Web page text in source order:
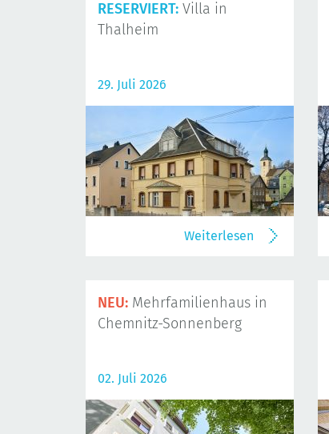
RESERVIERT: Villa in
Thalheim
29. Juli 2026
Weiterlesen
NEU: Mehrfamilienhaus in
Chemnitz-Sonnenberg
02. Juli 2026